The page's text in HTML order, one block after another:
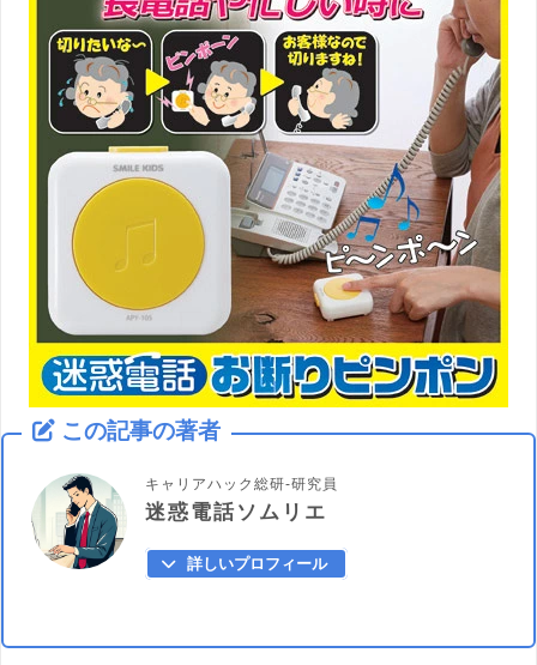
この記事の著者
キャリアハック総研-研究員
迷惑電話ソムリエ
詳しいプロフィール